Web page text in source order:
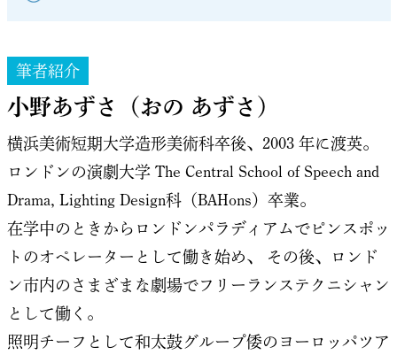
筆者紹介
小野あずさ（おの あずさ）
横浜美術短期大学造形美術科卒後、2003 年に渡英。
ロンドンの演劇大学 The Central School of Speech and
Drama, Lighting Design科（BAHons）卒業。
在学中のときからロンドンパラディアムでピンスポッ
トのオペレーターとして働き始め、
その後、ロンド
ン市内のさまざまな劇場でフリーランステクニシャン
として働く。
照明チーフとして和太鼓グループ倭のヨーロッパツア